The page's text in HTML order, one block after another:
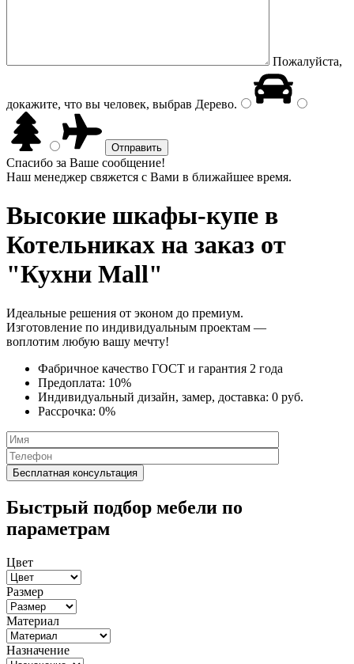
Пожалуйста,
докажите, что вы человек, выбрав Дерево.
Спасибо за Ваше сообщение!
Наш менеджер свяжется с Вами в ближайшее время.
Высокие шкафы-купе в
Котельниках на заказ от
"Кухни Mall"
Идеальные решения от эконом до премиум.
Изготовление по индивидуальным проектам —
воплотим любую вашу мечту!
Фабричное качество ГОСТ и гарантия 2 года
Предоплата: 10%
Индивидуальный дизайн, замер, доставка: 0 руб.
Рассрочка: 0%
Быстрый подбор мебели по
параметрам
Цвет
Размер
Материал
Назначение